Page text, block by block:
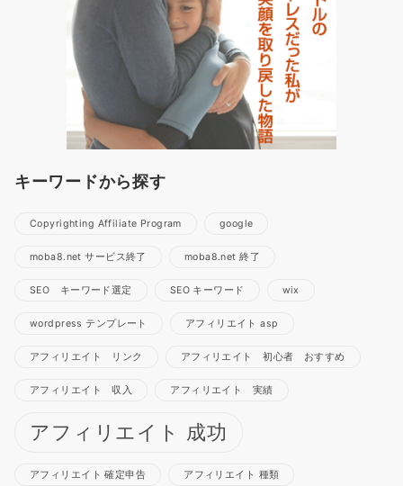
キーワードから探す
Copyrighting Affiliate Program google
moba8.net サービス終了 moba8.net 終了
SEO キーワード選定 SEO キーワード wix
wordpress テンプレート アフィリエイト asp
アフィリエイト リンク アフィリエイト 初心者 おすすめ
アフィリエイト 収入 アフィリエイト 実績
アフィリエイト 成功
アフィリエイト 確定申告 アフィリエイト 種類